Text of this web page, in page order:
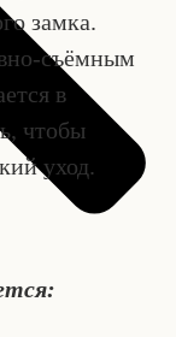
замка.
съёмным
в
чтобы
уход.